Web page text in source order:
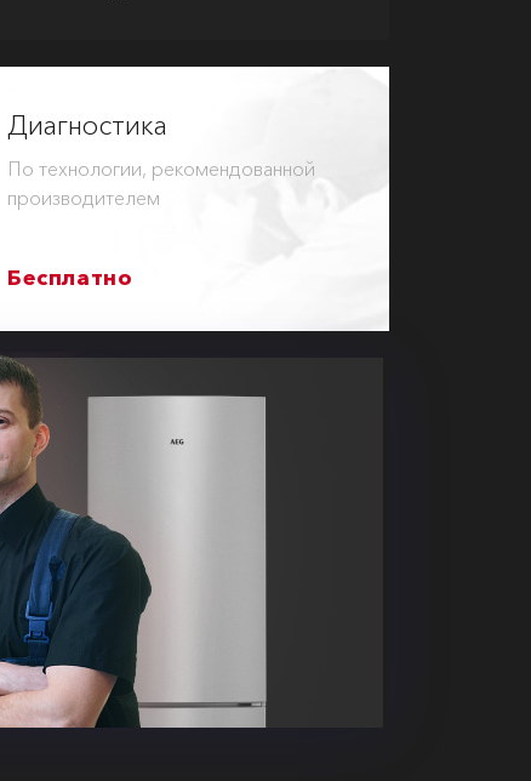
Диагностика
По технологии, рекомендованной
производителем
Бесплатно